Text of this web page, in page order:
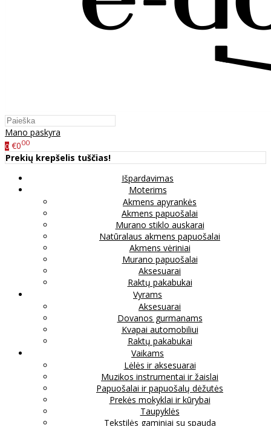
Mano paskyra
0 €000
Prekių krepšelis tuščias!
Išpardavimas
Moterims
Akmens apyrankės
Akmens papuošalai
Murano stiklo auskarai
Natūralaus akmens papuošalai
Akmens vėriniai
Murano papuošalai
Aksesuarai
Raktų pakabukai
Vyrams
Aksesuarai
Dovanos gurmanams
Kvapai automobiliui
Raktų pakabukai
Vaikams
Lėlės ir aksesuarai
Muzikos instrumentai ir žaislai
Papuošalai ir papuošalų dėžutės
Prekės mokyklai ir kūrybai
Taupyklės
Tekstilės gaminiai su spauda